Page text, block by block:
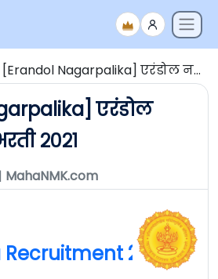
[Erandol Nagarpalika] एरंडोल नगरपालिका भरती २०२१
एरंडोल
२०२१
MahaNMK.com
2021